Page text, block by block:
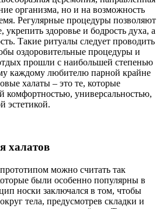
организма, но и на возможность
Регулярные процедуры позволяют
укрепить здоровье и бодрость духа, а
Такие ритуалы следует проводить
оздоровительные процедуры и
прошли с наибольшей степенью
каждому любителю парной крайне
халаты – это те, которые
комфортностью, универсальностью,
эстетикой.
халатов
можно считать так
были особенно популярны в
носки заключался в том, чтобы
тела, предусмотрев складки и